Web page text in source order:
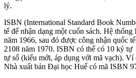
lý.
ISBN (International Standard Book
tế để nhận dạng một cuốn sách. Hệ
năm 1966, sau đó được công nhận quốc
2108 năm 1970. ISBN có thể có 10 ký
tự số (kiểu mới, áp dụng với mã vạch). Ví
Nhà xuất bản Đại học Huế có mã ISBN